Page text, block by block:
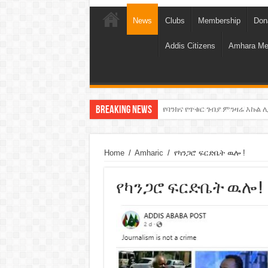
News Clubs Membership
Addis Citizens Amhara
Breaking News የባንክና የጥቁር ገብያ ምንዛሬ እኩል
አሸንፈናል ! እንኳን ደስ አለን!
Home / Amharic / የካንጋሮ ፍርድቤት ዉሎ !
የካንጋሮ ፍርድቤት ዉሎ !